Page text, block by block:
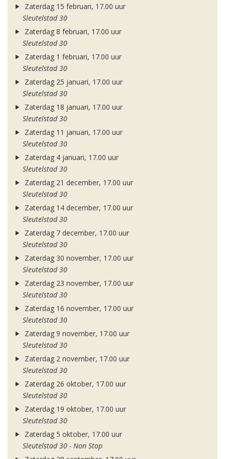
Zaterdag 15 februari, 17.00 uur
Sleutelstad 30
Zaterdag 8 februari, 17.00 uur
Sleutelstad 30
Zaterdag 1 februari, 17.00 uur
Sleutelstad 30
Zaterdag 25 januari, 17.00 uur
Sleutelstad 30
Zaterdag 18 januari, 17.00 uur
Sleutelstad 30
Zaterdag 11 januari, 17.00 uur
Sleutelstad 30
Zaterdag 4 januari, 17.00 uur
Sleutelstad 30
Zaterdag 21 december, 17.00 uur
Sleutelstad 30
Zaterdag 14 december, 17.00 uur
Sleutelstad 30
Zaterdag 7 december, 17.00 uur
Sleutelstad 30
Zaterdag 30 november, 17.00 uur
Sleutelstad 30
Zaterdag 23 november, 17.00 uur
Sleutelstad 30
Zaterdag 16 november, 17.00 uur
Sleutelstad 30
Zaterdag 9 november, 17.00 uur
Sleutelstad 30
Zaterdag 2 november, 17.00 uur
Sleutelstad 30
Zaterdag 26 oktober, 17.00 uur
Sleutelstad 30
Zaterdag 19 oktober, 17.00 uur
Sleutelstad 30
Zaterdag 5 oktober, 17.00 uur
Sleutelstad 30 - Non Stop